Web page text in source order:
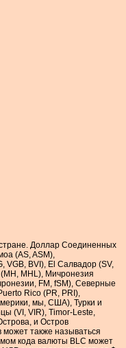
Доллар Соединенных
(AS, ASM),
VGB, BVI), El Салвадор (SV,
MHL), Мичронезия
FM, fSM), Северные
Rico (PR, PRI),
мы, США), Турки и
(VI, VIR), Timor-Leste,
и Остров
также называться
кода валюты BLC может